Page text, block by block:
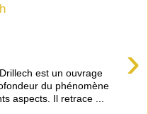
›
est un ouvrage
du phénomène
aspects. Il retrace ...